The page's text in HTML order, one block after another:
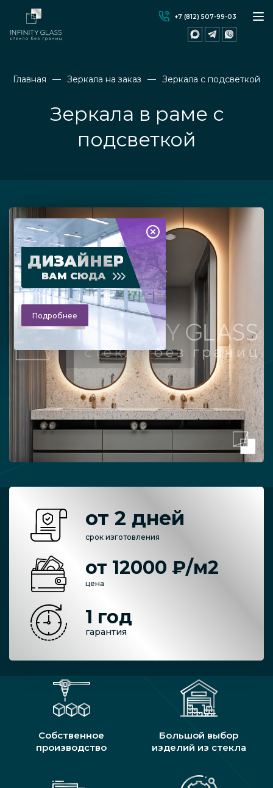
+7 (812) 507-99-03
Главная Зеркала на заказ Зеркала с подсветкой
Зеркала в раме с
подсветкой
ДИЗАЙНЕР
ВАМ СЮДА
Подробнее
от 2 дней
срок изготовления
от 12000 ₽/м2
цена
1 год
гарантия
Собственное
производство
Большой выбор
изделий из стекла